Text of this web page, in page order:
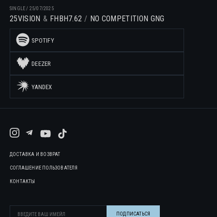
SINGLE/ 25/07/2025
25VISION FHBH7.62 NO COMPETITION GNG
SPOTIFY
DEEZER
YANDEX
ДОСТАВКА И ВОЗВРАТ
СОГЛАШЕНИЕ ПОЛЬЗОВАТЕЛЯ
КОНТАКТЫ